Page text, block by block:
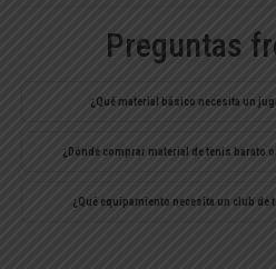
Preguntas
¿Qué material básico necesita un
amortiguamiento y
el cordaje esté en buen estado —o
¿Dónde comprar material de tenis barato
marcas conocidas: Head, Wilson,
¿Qué equipamiento necesita un club